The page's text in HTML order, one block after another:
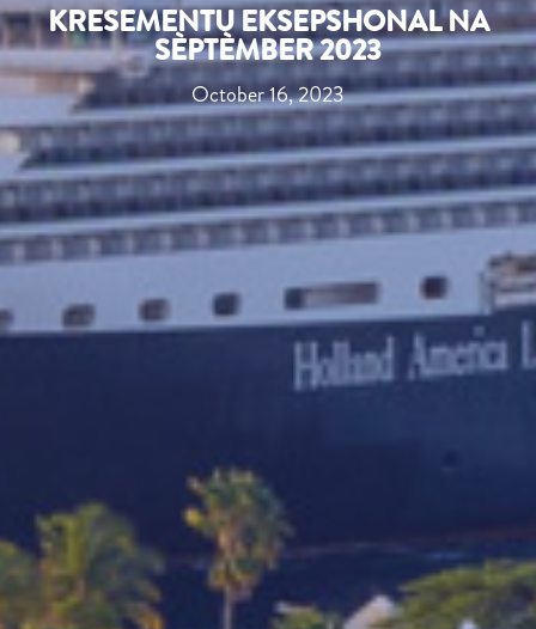
KRESEMENTU EKSEPSHONAL NA
SÈPTÈMBER 2023
October 16, 2023